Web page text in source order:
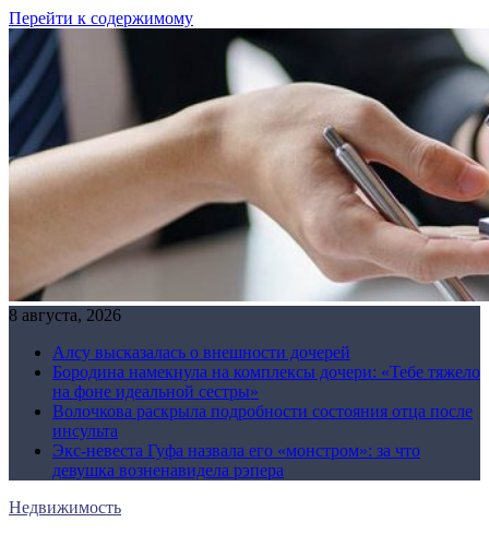
Перейти к содержимому
8 августа, 2026
Алсу высказалась о внешности дочерей
Бородина намекнула на комплексы дочери: «Тебе тяжело
на фоне идеальной сестры»
Волочкова раскрыла подробности состояния отца после
инсульта
Экс-невеста Гуфа назвала его «монстром»: за что
девушка возненавидела рэпера
Недвижимость